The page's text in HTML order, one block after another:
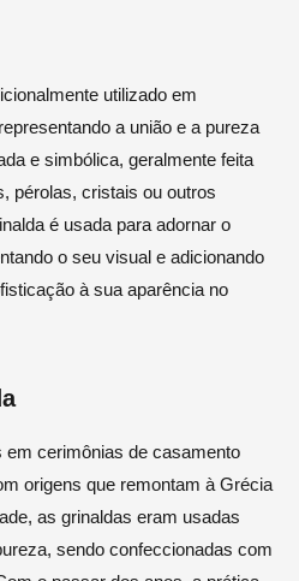
utilizado em
a união e a pureza
e simbólica, geralmente feita
pérolas, cristais ou outros
é usada para adornar o
o seu visual e adicionando
à sua aparência no
em cerimônias de casamento
origens que remontam à Grécia
as grinaldas eram usadas
sendo confeccionadas com